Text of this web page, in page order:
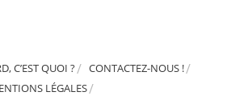
C’EST QUOI ?
CONTACTEZ-NOUS !
LÉGALES